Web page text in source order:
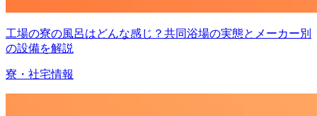
工場の寮の風呂はどんな感じ？共同浴場の実態とメーカー別
の設備を解説
寮・社宅情報